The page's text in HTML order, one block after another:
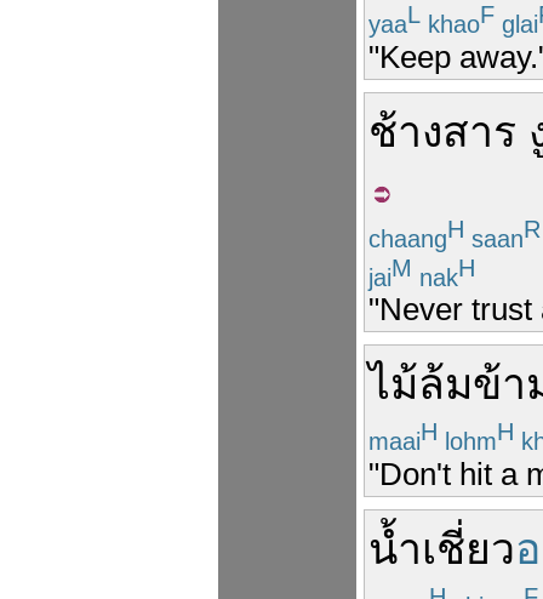
yaaL khaoF glai
"Keep
ช้างสาร
chaangH saanR
jaiM nakH
"Never trust
ไม้ล้มข้า
maaiH lohmH
"Don't hit a
น้ำเชี่ยว